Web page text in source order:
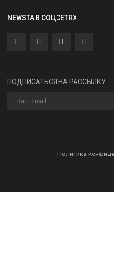
NEWSTA В СОЦСЕТЯХ
ПОДПИСАТЬСЯ НА РАССЫЛКУ
Политика